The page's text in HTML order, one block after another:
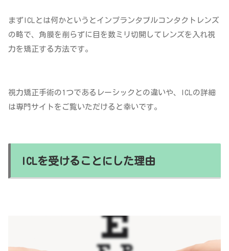
まずICLとは何かというとインプランタブルコンタクトレンズ
の略で、角膜を削らずに目を数ミリ切開してレンズを入れ視
力を矯正する方法です。
視力矯正手術の1つであるレーシックとの違いや、ICLの詳細
は専門サイトをご覧いただけると幸いです。
ICLを受けることにした理由